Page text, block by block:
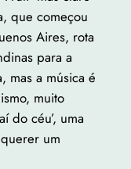
que começou
Aires, rota
para a
mas a música é
muito
do céu’, uma
um